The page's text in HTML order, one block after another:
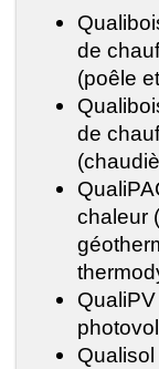
de
(poêle
de
chaleur